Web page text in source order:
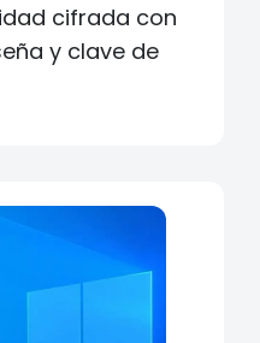
cifrada con
y clave de